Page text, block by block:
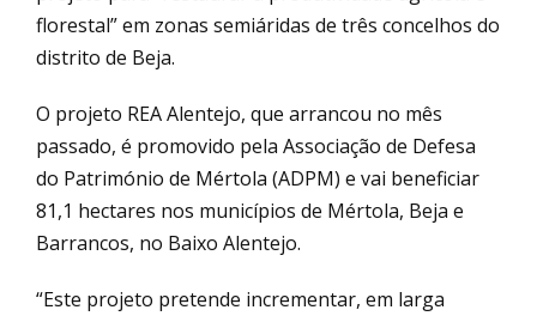
florestal” em zonas semiáridas de três concelhos do
distrito de Beja.
O projeto REA Alentejo, que arrancou no mês
passado, é promovido pela Associação de Defesa
do Património de Mértola (ADPM) e vai beneficiar
81,1 hectares nos municípios de Mértola, Beja e
Barrancos, no Baixo Alentejo.
“Este projeto pretende incrementar, em larga